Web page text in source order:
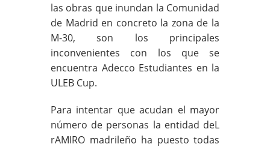
las obras que inundan la Comunidad
de Madrid en concreto la zona de la
M-30, son los principales
inconvenientes con los que se
encuentra Adecco Estudiantes en la
ULEB Cup.
Para intentar que acudan el mayor
número de personas la entidad deL
rAMIRO madrileño ha puesto todas